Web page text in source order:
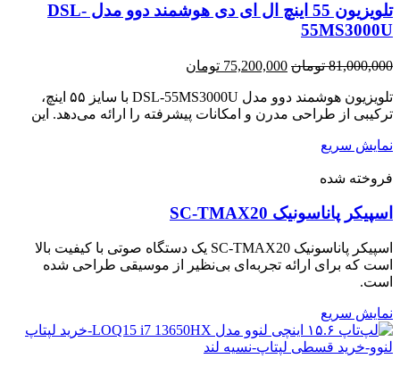
تلویزیون 55 اینچ ال ای دی هوشمند دوو مدل DSL-
55MS3000U
81,000,000 تومان قیمت
81,000,000 تومان
بود.
75,200,000 تومان
75,200,000 تومان.
تلویزیون هوشمند دوو مدل DSL-55MS3000U با سایز ۵۵ اینچ،
ترکیبی از طراحی مدرن و امکانات پیشرفته را ارائه می‌دهد. این
نمایش سریع
فروخته شده
اسپیکر پاناسونیک SC-TMAX20
اسپیکر پاناسونیک SC-TMAX20 یک دستگاه صوتی با کیفیت بالا
است که برای ارائه تجربه‌ای بی‌نظیر از موسیقی طراحی شده
است.
نمایش سریع